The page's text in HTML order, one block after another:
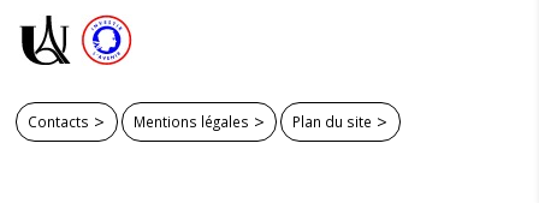
Contacts Mentions légales Plan du site